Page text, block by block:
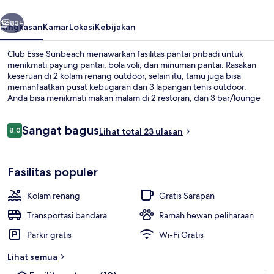
Berikutnya
83+
RingkasanKamarLokasiKebijakan
Club Esse Sunbeach menawarkan fasilitas pantai pribadi untuk
menikmati payung pantai, bola voli, dan minuman pantai. Rasakan
keseruan di 2 kolam renang outdoor, selain itu, tamu juga bisa
memanfaatkan pusat kebugaran dan 3 lapangan tenis outdoor.
Anda bisa menikmati makan malam di 2 restoran, dan 3 bar/lounge
klub anak gratis, dan bar tepi kolam renang.
Ulasan
8,08,0 dari 10
Sangat bagusLihat total 23 ulasan
Fasilitas populer
Kolam renang
Gratis Sarapan
Transportasi bandara
Ramah hewan peliharaan
Parkir gratis
Wi-Fi Gratis
Lihat semua